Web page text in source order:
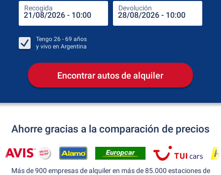
Recogida Devolución
Tengo 26 - 69 años
y vivo en Argentina
Encontrar autos de alquiler
Ahorre gracias a la comparación de precios
Más de 900 empresas de alquiler en más de 85.000 estaciones de